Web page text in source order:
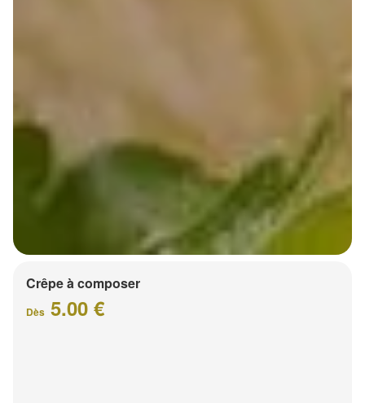
Crêpe à composer
Dès 5.00 €